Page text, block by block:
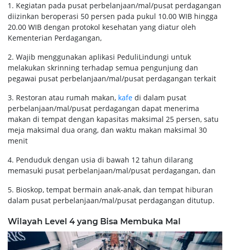
1. Kegiatan pada pusat perbelanjaan/mal/pusat perdagangan
diizinkan beroperasi 50 persen pada pukul 10.00 WIB hingga
20.00 WIB dengan protokol kesehatan yang diatur oleh
Kementerian Perdagangan,
2. Wajib menggunakan aplikasi PeduliLindungi untuk
melakukan skrinning terhadap semua pengunjung dan
pegawai pusat perbelanjaan/mal/pusat perdagangan terkait
3. Restoran atau rumah makan, kafe di dalam pusat
perbelanjaan/mal/pusat perdagangan dapat menerima
makan di tempat dengan kapasitas maksimal 25 persen, satu
meja maksimal dua orang, dan waktu makan maksimal 30
menit
4. Penduduk dengan usia di bawah 12 tahun dilarang
memasuki pusat perbelanjaan/mal/pusat perdagangan, dan
5. Bioskop, tempat bermain anak-anak, dan tempat hiburan
dalam pusat perbelanjaan/mal/pusat perdagangan ditutup.
Wilayah Level 4 yang Bisa Membuka Mal